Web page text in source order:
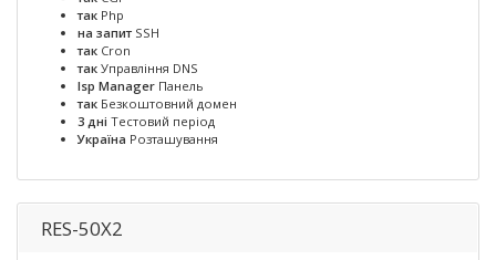
так Php
на запит SSH
так Cron
так Управління DNS
Isp Manager Панель
так Безкоштовний домен
3 дні Тестовий період
Україна Розташування
RES-50X2